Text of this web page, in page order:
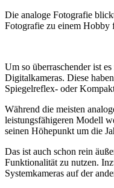
Die analoge Fotografie
Fotografie zu einem Hobby
Um so überraschender ist
Digitalkameras. Diese
Spiegelreflex- oder
Während die meisten
leistungsfähigeren Modell
seinen Höhepunkt um die
Das ist auch schon rein
Funktionalität zu nutzen.
Systemkameras auf der